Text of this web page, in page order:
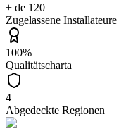
+ de 120
Zugelassene Installateure
100%
Qualitätscharta
4
Abgedeckte Regionen